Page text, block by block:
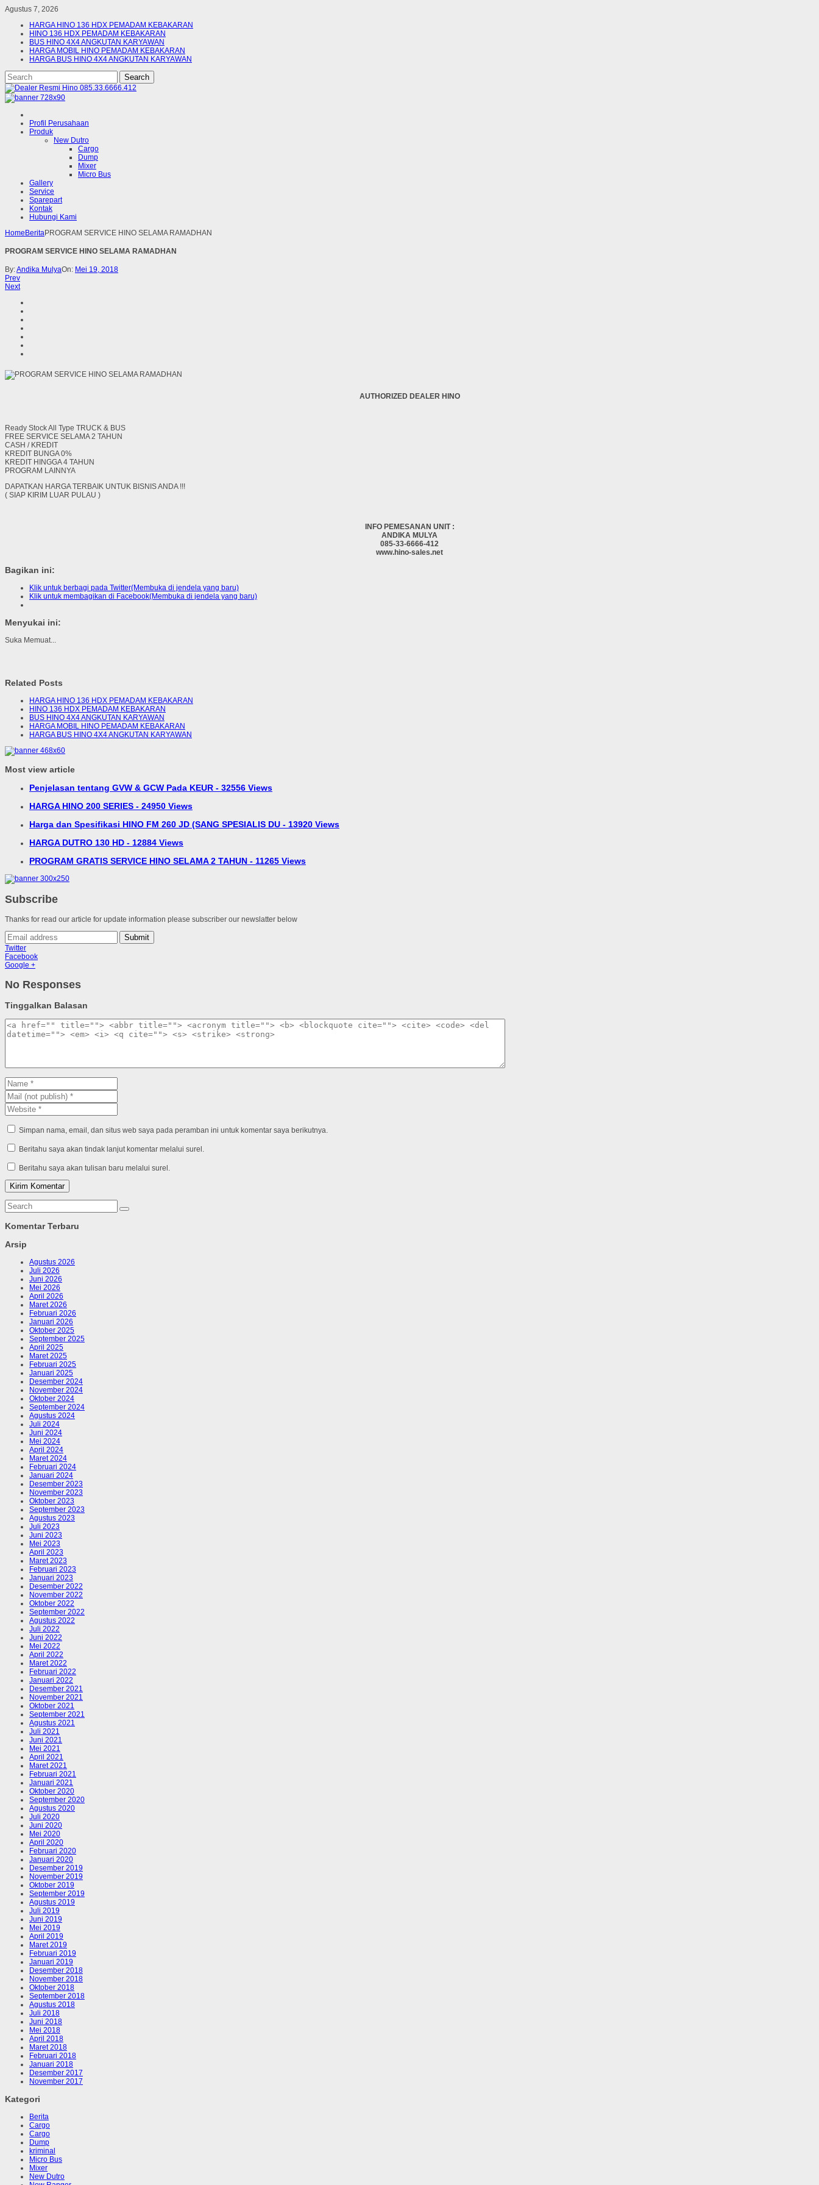
Agustus 7, 2026
HARGA HINO 136 HDX PEMADAM KEBAKARAN
HINO 136 HDX PEMADAM KEBAKARAN
BUS HINO 4X4 ANGKUTAN KARYAWAN
HARGA MOBIL HINO PEMADAM KEBAKARAN
HARGA BUS HINO 4X4 ANGKUTAN KARYAWAN
Profil Perusahaan
Produk
New Dutro
Cargo
Dump
Mixer
Micro Bus
Gallery
Service
Sparepart
Kontak
Hubungi Kami
Home BeritaPROGRAM SERVICE HINO SELAMA RAMADHAN
PROGRAM SERVICE HINO SELAMA RAMADHAN
By:Andika MulyaOn: Mei 19, 2018
Prev
Next
AUTHORIZED DEALER HINO
Ready Stock All Type TRUCK & BUS
FREE SERVICE SELAMA 2 TAHUN
CASH / KREDIT
KREDIT BUNGA 0%
KREDIT HINGGA 4 TAHUN
PROGRAM LAINNYA
DAPATKAN HARGA TERBAIK UNTUK BISNIS ANDA !!!
( SIAP KIRIM LUAR PULAU )
INFO PEMESANAN UNIT :
ANDIKA MULYA
085-33-6666-412
www.hino-sales.net
Bagikan ini:
Klik untuk berbagi pada Twitter(Membuka di jendela yang baru)
Klik untuk membagikan di Facebook(Membuka di jendela yang baru)
Menyukai ini:
Suka Memuat...
Related Posts
HARGA HINO 136 HDX PEMADAM KEBAKARAN
HINO 136 HDX PEMADAM KEBAKARAN
BUS HINO 4X4 ANGKUTAN KARYAWAN
HARGA MOBIL HINO PEMADAM KEBAKARAN
HARGA BUS HINO 4X4 ANGKUTAN KARYAWAN
Most view article
Penjelasan tentang GVW & GCW Pada KEUR - 32556 Views
HARGA HINO 200 SERIES - 24950 Views
Harga dan Spesifikasi HINO FM 260 JD (SANG SPESIALIS DU - 13920 Views
HARGA DUTRO 130 HD - 12884 Views
PROGRAM GRATIS SERVICE HINO SELAMA 2 TAHUN - 11265 Views
Subscribe
Thanks for read our article for update information please subscriber our newslatter below
Submit
Twitter
Facebook
Google +
No Responses
Tinggalkan Balasan
Simpan nama, email, dan situs web saya pada peramban ini untuk komentar saya berikutnya.
Beritahu saya akan tindak lanjut komentar melalui surel.
Beritahu saya akan tulisan baru melalui surel.
Komentar Terbaru
Arsip
Agustus 2026
Juli 2026
Juni 2026
Mei 2026
April 2026
Maret 2026
Februari 2026
Januari 2026
Oktober 2025
September 2025
April 2025
Maret 2025
Februari 2025
Januari 2025
Desember 2024
November 2024
Oktober 2024
September 2024
Agustus 2024
Juli 2024
Juni 2024
Mei 2024
April 2024
Maret 2024
Februari 2024
Januari 2024
Desember 2023
November 2023
Oktober 2023
September 2023
Agustus 2023
Juli 2023
Juni 2023
Mei 2023
April 2023
Maret 2023
Februari 2023
Januari 2023
Desember 2022
November 2022
Oktober 2022
September 2022
Agustus 2022
Juli 2022
Juni 2022
Mei 2022
April 2022
Maret 2022
Februari 2022
Januari 2022
Desember 2021
November 2021
Oktober 2021
September 2021
Agustus 2021
Juli 2021
Juni 2021
Mei 2021
April 2021
Maret 2021
Februari 2021
Januari 2021
Oktober 2020
September 2020
Agustus 2020
Juli 2020
Juni 2020
Mei 2020
April 2020
Februari 2020
Januari 2020
Desember 2019
November 2019
Oktober 2019
September 2019
Agustus 2019
Juli 2019
Juni 2019
Mei 2019
April 2019
Maret 2019
Februari 2019
Januari 2019
Desember 2018
November 2018
Oktober 2018
September 2018
Agustus 2018
Juli 2018
Juni 2018
Mei 2018
April 2018
Maret 2018
Februari 2018
Januari 2018
Desember 2017
November 2017
Kategori
Berita
Cargo
Cargo
Dump
kriminal
Micro Bus
Mixer
New Dutro